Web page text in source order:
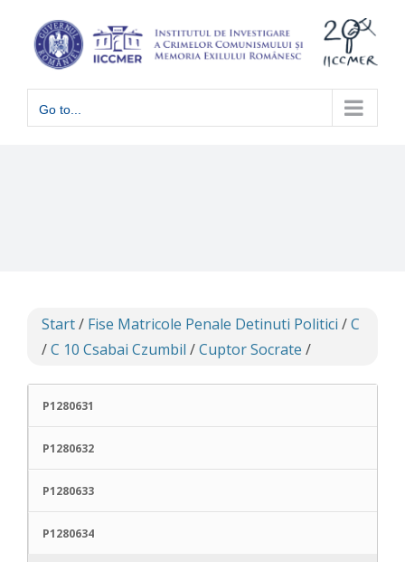
content
Go to...
Start/ Fise Matricole Penale Detinuti Politici /C
/C 10 Csabai Czumbil /Cuptor Socrate /
P1280631
P1280632
P1280633
P1280634